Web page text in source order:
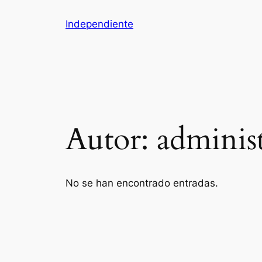
Independiente
Autor:
No se han encontrado entradas.